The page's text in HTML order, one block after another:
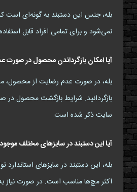
بله، جنس این دستبند به گونه‌ای
نمی‌شود و برای تمامی افراد قابل
آیا امکان بازگرداندن محصول در صورت
بله، در صورت عدم رضایت از محصول،
بازگردانید. شرایط بازگشت محصول در
سایت ذکر شده است.
آیا این دستبند در سایزهای مختلف
بله، این دستبند در سایزهای
اکثر مچ‌ها مناسب است. در صورت نیاز